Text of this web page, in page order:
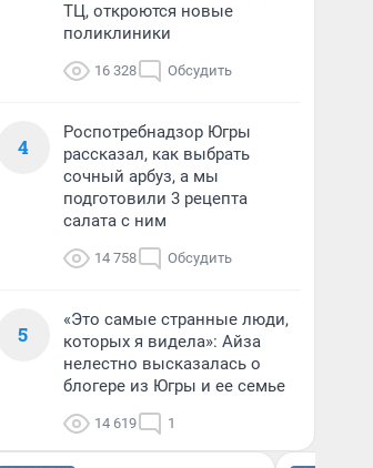
ТЦ, откроются новые
поликлиники
16 328 Обсудить
4
Роспотребнадзор Югры
рассказал, как выбрать
сочный арбуз, а мы
подготовили 3 рецепта
салата с ним
14 758 Обсудить
5
«Это самые странные люди,
которых я видела»: Айза
нелестно высказалась о
блогере из Югры и ее семье
14 619 1